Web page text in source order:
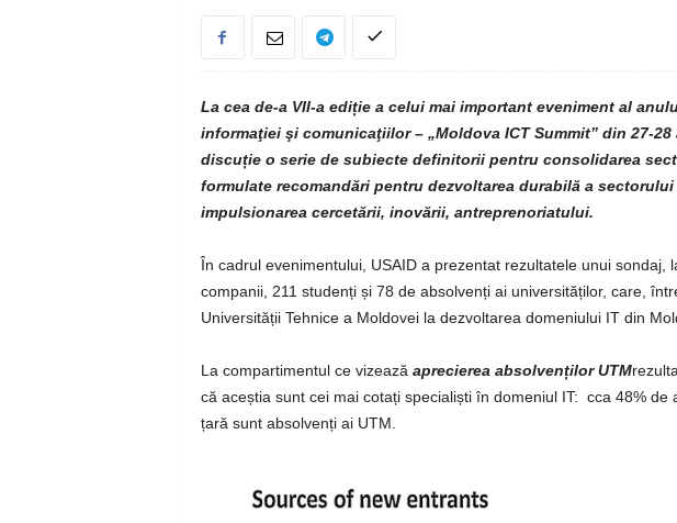
La cea de-a VII-a ediție a celui mai important eveniment al
informaţiei şi comunicaţiilor – „Moldova ICT Summit” din 27-
discuție o serie de subiecte definitorii pentru consolidarea
formulate recomandări pentru dezvoltarea durabilă a
impulsionarea cercetării, inovării, antreprenoriatului.
În cadrul evenimentului, USAID a prezentat rezultatele unui sondaj,
companii, 211 studenți și 78 de absolvenți ai universităților, care,
Universității Tehnice a Moldovei la dezvoltarea domeniului IT din
La compartimentul ce vizează aprecierea absolvenților UTM
că aceștia sunt cei mai cotați specialiști în domeniul IT: cca 48% de
țară sunt absolvenți ai UTM.